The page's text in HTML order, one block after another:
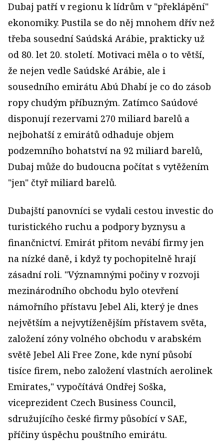
Dubaj patří v regionu k lídrům v "překlápění"
ekonomiky. Pustila se do něj mnohem dřív než
třeba sousední Saúdská Arábie, prakticky už
od 80. let 20. století. Motivaci měla o to větší,
že nejen vedle Saúdské Arábie, ale i
sousedního emirátu Abú Dhabí je co do zásob
ropy chudým příbuzným. Zatímco Saúdové
disponují rezervami 270 miliard barelů a
nejbohatší z emirátů odhaduje objem
podzemního bohatství na 92 miliard barelů,
Dubaj může do budoucna počítat s vytěžením
"jen" čtyř miliard barelů.
Dubajští panovníci se vydali cestou investic do
turistického ruchu a podpory byznysu a
finančnictví. Emirát přitom nevábí firmy jen
na nízké daně, i když ty pochopitelně hrají
zásadní roli. "Významnými počiny v rozvoji
mezinárodního obchodu bylo otevření
námořního přístavu Jebel Ali, který je dnes
největším a nejvytíže­nějším přístavem světa,
založení zóny volného obchodu v arabském
světě Jebel Ali Free Zone, kde nyní působí
tisíce firem, nebo založení vlastních aerolinek
Emirates," vypočítává Ondřej Soška,
viceprezident Czech Business Council,
sdružujícího české firmy působící v SAE,
příčiny úspěchu pouštního emirátu.